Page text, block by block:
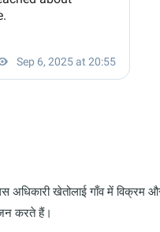
अधिकारी खेतोलाई गाँव में विक्रम
करते हैं।